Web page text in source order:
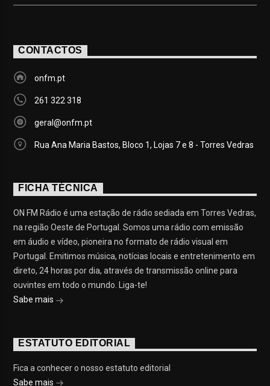
CONTACTOS
onfm.pt
261 322 318
geral@onfm.pt
Rua Ana Maria Bastos, Bloco 1, Lojas 7 e 8 - Torres Vedras
FICHA TÉCNICA
ON FM Rádio é uma estação de rádio sediada em Torres Vedras,
na região Oeste de Portugal. Somos uma rádio com emissão
em áudio e vídeo, pioneira no formato de rádio visual em
Portugal. Emitimos música, notícias locais e entretenimento em
direto, 24 horas por dia, através de transmissão online para
ouvintes em todo o mundo. Liga-te!
Sabe mais
ESTATUTO EDITORIAL
Fica a conhecer o nosso estatuto editorial
Sabe mais